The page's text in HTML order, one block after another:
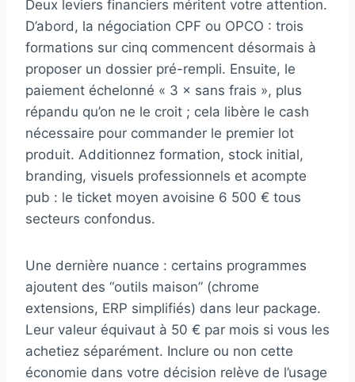
Deux leviers financiers méritent votre attention.
D’abord, la négociation CPF ou OPCO : trois
formations sur cinq commencent désormais à
proposer un dossier pré-rempli. Ensuite, le
paiement échelonné « 3 × sans frais », plus
répandu qu’on ne le croit ; cela libère le cash
nécessaire pour commander le premier lot
produit. Additionnez formation, stock initial,
branding, visuels professionnels et acompte
pub : le ticket moyen avoisine 6 500 € tous
secteurs confondus.
Une dernière nuance : certains programmes
ajoutent des “outils maison” (chrome
extensions, ERP simplifiés) dans leur package.
Leur valeur équivaut à 50 € par mois si vous les
achetiez séparément. Inclure ou non cette
économie dans votre décision relève de l’usage